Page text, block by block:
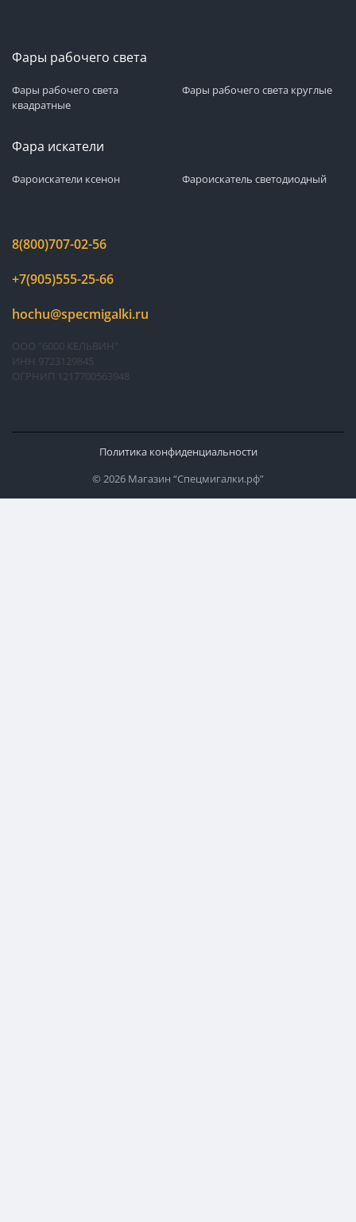
Фары рабочего света
Фары рабочего света
квадратные
Фары рабочего света круглые
Фара искатели
Фароискатели ксенон Фароискатель светодиодный
8(800)707-02-56
+7(905)555-25-66
hochu@specmigalki.ru
ООО "6000 КЕЛЬВИН"
ИНН 9723129845
ОГРНИП 1217700563948
Политика конфиденциальности
© 2026 Магазин “Спецмигалки.рф”